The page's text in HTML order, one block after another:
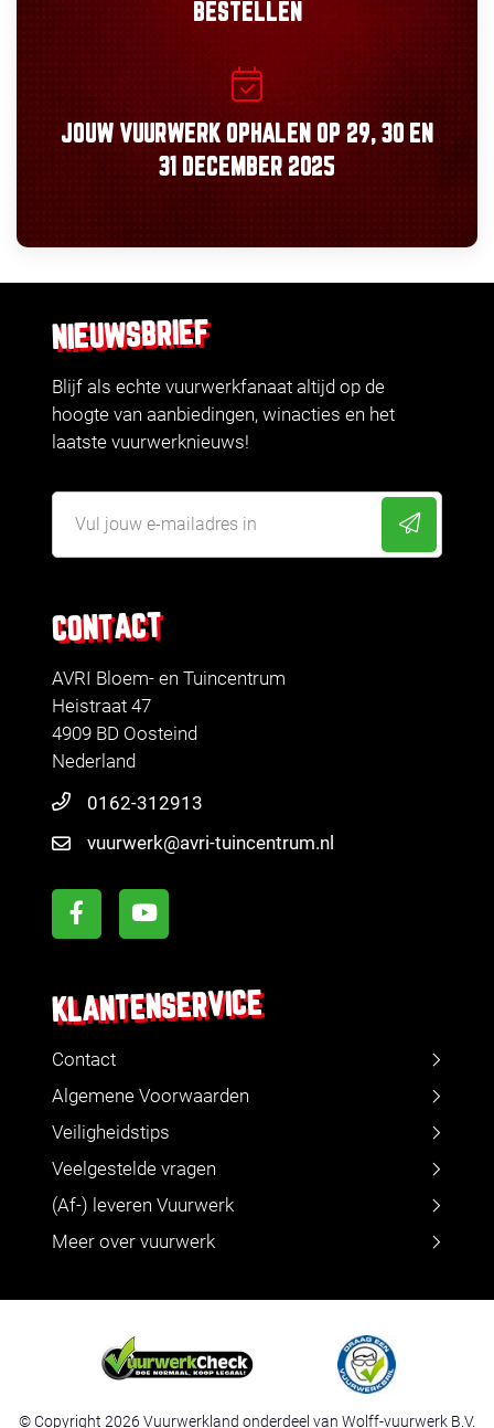
BESTELLEN
JOUW VUURWERK OPHALEN OP 29, 30 EN
31 DECEMBER 2025
CONTACT
AVRI Bloem- en Tuincentrum
Heistraat 47
4909 BD Oosteind
Nederland
0162-312913
vuurwerk@avri-tuincentrum.nl
KLANTENSERVICE
Contact
Algemene Voorwaarden
Veiligheidstips
Veelgestelde vragen
(Af-) leveren Vuurwerk
Meer over vuurwerk
NIEUWSBRIEF
Blijf als echte vuurwerkfanaat altijd op de
hoogte van aanbiedingen, winacties en het
laatste vuurwerknieuws!
© Copyright 2026 Vuurwerkland onderdeel van Wolff-vuurwerk B.V.